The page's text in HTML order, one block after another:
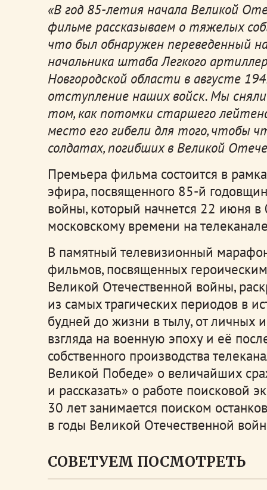
«В год 85-летия начала Великой
фильме рассказываем о тяжелых
что был обнаружен переведенный
начальника штаба Легкого
Новгородской области в августе
отступление наших войск. Мы
том, как потомки старшего
место его гибели для того, чтобы
солдатах, погибших в Великой
Премьера фильма состоится в
эфира, посвященного 85-й
войны, который начнется 22 июня
московскому времени на
В памятный телевизионный
фильмов, посвященных
Великой Отечественной войны,
из самых трагических периодов в
будней до жизни в тылу, от личных
взгляда на военную эпоху и её
собственного производства
Великой Победе» о величайших
и рассказать» о работе поисковой
30 лет занимается поиском
в годы Великой Отечественной
СОВЕТУЕМ ПОСМОТРЕТЬ